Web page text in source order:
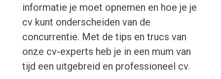
informatie je moet opnemen en hoe je je
cv kunt onderscheiden van de
concurrentie. Met de tips en trucs van
onze cv-experts heb je in een mum van
tijd een uitgebreid en professioneel cv.